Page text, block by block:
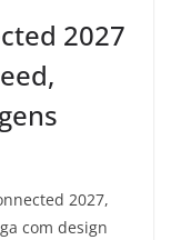
2027
2027,
com design